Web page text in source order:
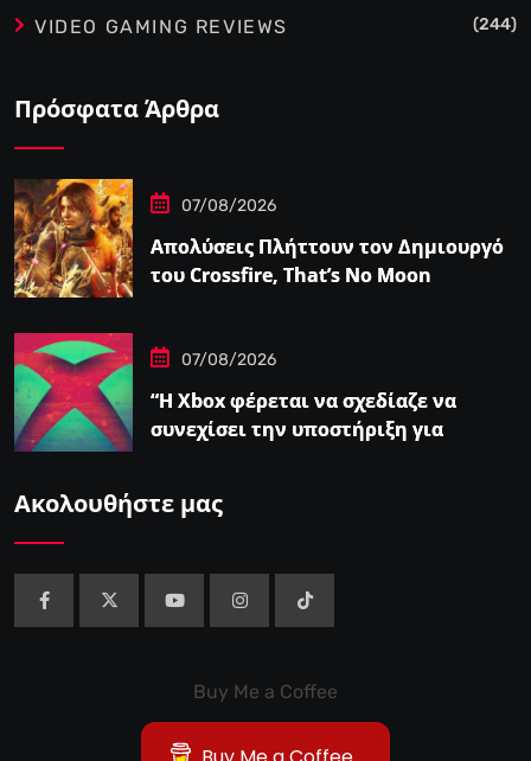
VIDEO GAMING REVIEWS (244)
Πρόσφατα Άρθρα
07/08/2026
Απολύσεις Πλήττουν τον Δημιουργό
του Crossfire, That’s No Moon
07/08/2026
“Η Xbox φέρεται να σχεδίαζε να
συνεχίσει την υποστήριξη για
Ακολουθήστε μας
Buy Me a Coffee